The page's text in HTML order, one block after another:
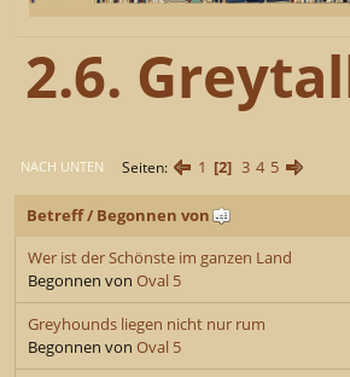
2.6.
NACH UNTEN Seiten 1 2 3 4 5
Betreff/ Begonnen von
Wer ist der Schönste im ganzen Land
Begonnen von Oval 5
Greyhounds liegen nicht nur rum
Begonnen von Oval 5